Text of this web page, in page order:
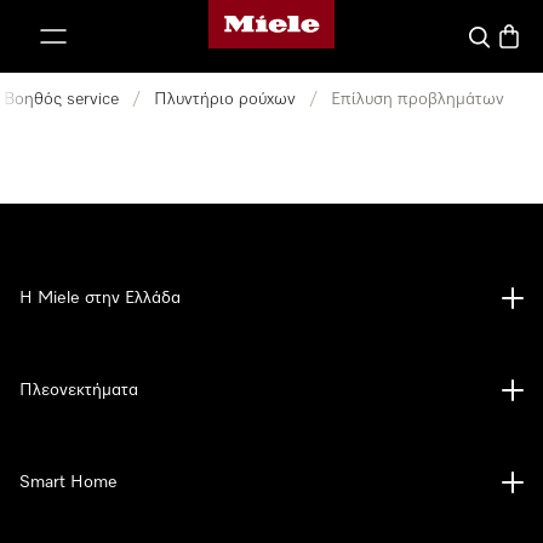
Αρχική σελίδα της Miele
Βοηθός service / Πλυντήριο ρούχων / Επίλυση προβλημάτων
Η Miele στην Ελλάδα
Πλεονεκτήματα
Smart Home